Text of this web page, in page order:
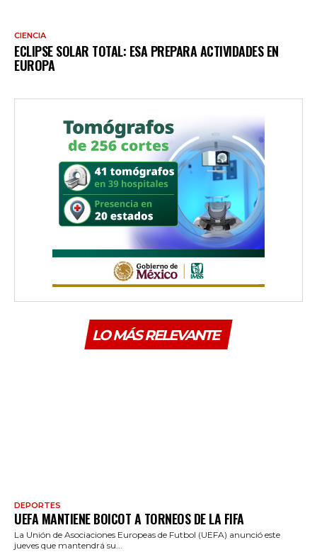
CIENCIA
ECLIPSE SOLAR TOTAL: ESA PREPARA ACTIVIDADES EN
EUROPA
LO MÁS RELEVANTE
DEPORTES
UEFA MANTIENE BOICOT A TORNEOS DE LA FIFA
La Unión de Asociaciones Europeas de Futbol (UEFA) anunció este
jueves que mantendrá su...